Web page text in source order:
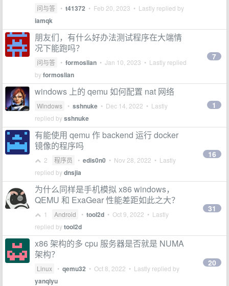
问与答 • t41372 • Feb 20, 2023 • Lastly replied by
iamqk
朋友们，有什么好办法测试程序在大端情
况下能跑吗？
问与答 • formoslian • Jan 10, 2023 • Lastly replied
byformoslian
7
windows 上的 qemu 如何配置 nat 网络
Windows • sshnuke • Dec 14, 2022 • Lastly
replied bysshnuke
1
有能使用 qemu 作 backend 运行 docker
镜像的程序吗
2 程序员 • edis0n0 • Nov 28, 2022 • Lastly
replied bydnsjia
16
为什么同样是手机模拟 x86 windows，
QEMU 和 ExaGear 性能差距如此之大？
1 Android • tool2d • Oct 9, 2022 • Lastly
replied bytool2d
31
x86 架构的多 cpu 服务器是否就是 NUMA
架构？
Linux • qemu32 • Oct 8, 2022 • Lastly replied by
yanqiyu
20